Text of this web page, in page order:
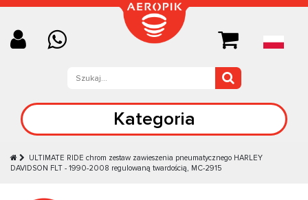
Kategoria
ULTIMATE RIDE chrom zestaw zawieszenia pneumatycznego HARLEY
DAVIDSON FLT - 1990-2008 regulowaną twardością, MC-2915